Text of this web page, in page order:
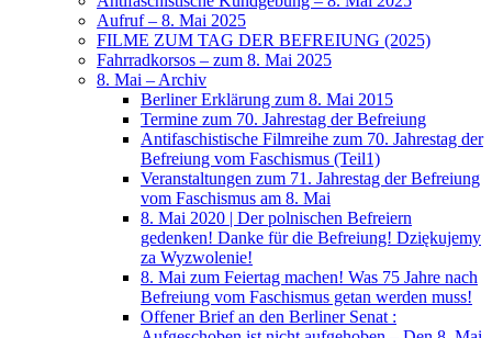
Aufruf – 8. Mai 2025
FILME ZUM TAG DER BEFREIUNG (2025)
Fahrradkorsos – zum 8. Mai 2025
8. Mai – Archiv
Berliner Erklärung zum 8. Mai 2015
Termine zum 70. Jahrestag der Befreiung
Antifaschistische Filmreihe zum 70. Jahrestag der
Befreiung vom Faschismus (Teil1)
Veranstaltungen zum 71. Jahrestag der Befreiung
vom Faschismus am 8. Mai
8. Mai 2020 | Der polnischen Befreiern
gedenken! Danke für die Befreiung! Dziękujemy
za Wyzwolenie!
8. Mai zum Feiertag machen! Was 75 Jahre nach
Befreiung vom Faschismus getan werden muss!
Offener Brief an den Berliner Senat :